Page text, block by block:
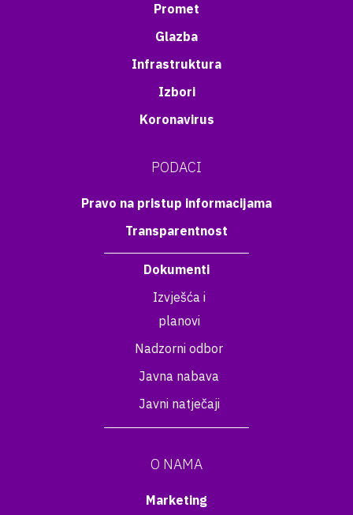
Promet
Glazba
Infrastruktura
Izbori
Koronavirus
PODACI
Pravo na pristup informacijama
Transparentnost
Dokumenti
Izvješća i
planovi
Nadzorni odbor
Javna nabava
Javni natječaji
O NAMA
Marketing